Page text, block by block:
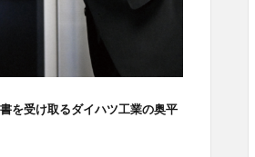
を受け取るダイハツ工業の奥平